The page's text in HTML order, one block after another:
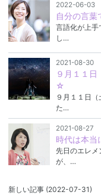
2022-06-03
自分の言葉
言語化が上手
し…
2021-08-30
９月１１
☆
９月１１日
た…
2021-08-27
時代は本当
先日のエレ
が、…
新しい記事 (2022-07-31)